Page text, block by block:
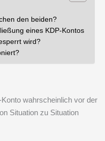
den beiden?
eines KDP-Kontos
wird?
wahrscheinlich vor der
Situation zu Situation